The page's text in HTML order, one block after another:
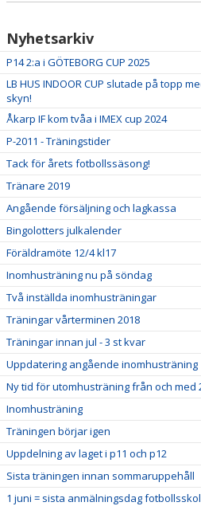
Nyhetsarkiv
P14 2:a i GÖTEBORG CUP 2025
LB HUS INDOOR CUP slutade på topp
skyn!
Åkarp IF kom tvåa i IMEX cup 2024
P-2011 - Träningstider
Tack för årets fotbollssäsong!
Tränare 2019
Angående försäljning och lagkassa
Bingolotters julkalender
Föräldramöte 12/4 kl17
Inomhusträning nu på söndag
Två inställda inomhusträningar
Träningar vårterminen 2018
Träningar innan jul - 3 st kvar
Uppdatering angående inomhusträning
Ny tid för utomhusträning från och med
Inomhusträning
Träningen börjar igen
Uppdelning av laget i p11 och p12
Sista träningen innan sommaruppehåll
1 juni = sista anmälningsdag